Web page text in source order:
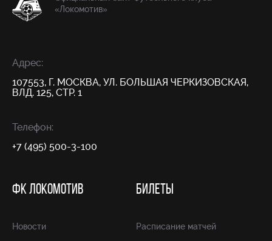
«Локомотив»
Адрес:
107553, Г. МОСКВА, УЛ. БОЛЬШАЯ ЧЕРКИЗОВСКАЯ,
ВЛД. 125, СТР. 1
Телефон:
+7 (495) 500-3-100
ФК ЛОКОМОТИВ
Новости
БИЛЕТЫ
Расписание матчей